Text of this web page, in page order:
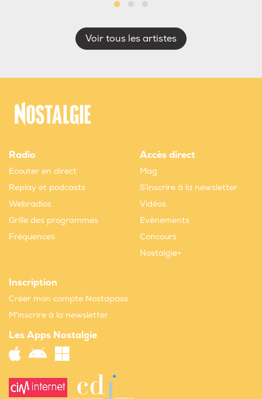
Voir tous les artistes
Radio
Ecouter en direct
Replay et podcasts
Webradios
Grille des programmes
Fréquences
Accès direct
Mag
S'inscrire à la newsletter
Vidéos
Evènements
Concours
Nostalgie+
Inscription
Créer mon compte Nostapass
M'inscrire à la newsletter
Les Apps Nostalgie